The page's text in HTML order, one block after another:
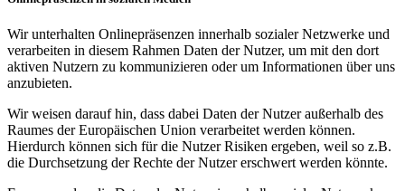
Wir unterhalten Onlinepräsenzen innerhalb sozialer Netzwerke und
verarbeiten in diesem Rahmen Daten der Nutzer, um mit den dort
aktiven Nutzern zu kommunizieren oder um Informationen über uns
anzubieten.
Wir weisen darauf hin, dass dabei Daten der Nutzer außerhalb des
Raumes der Europäischen Union verarbeitet werden können.
Hierdurch können sich für die Nutzer Risiken ergeben, weil so z.B.
die Durchsetzung der Rechte der Nutzer erschwert werden könnte.